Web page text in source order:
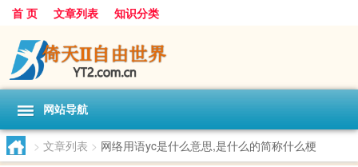
首 页 文章列表 知识分类
网站导航
> 文章列表 > 网络用语yc是什么意思,是什么的简称什么梗